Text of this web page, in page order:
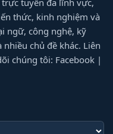
tuyến đa lĩnh vực,
thức, kinh nghiệm và
ngữ, công nghệ, kỹ
chủ đề khác. Liên
chúng tôi: Facebook |